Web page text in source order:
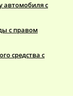
автомобиля с
с правом
средства с